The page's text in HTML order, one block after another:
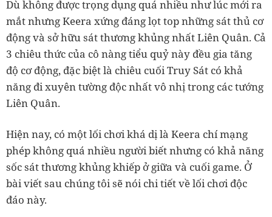
Dù không được trọng dụng quá nhiều như lúc mới ra
mắt nhưng Keera xứng đáng lọt top những sát thủ cơ
động và sở hữu sát thương khủng nhất Liên Quân. Cả
3 chiêu thức của cô nàng tiểu quỷ này đều gia tăng
độ cơ động, đặc biệt là chiêu cuối Truy Sát có khả
năng đi xuyên tường độc nhất vô nhị trong các tướng
Liên Quân.
Hiện nay, có một lối chơi khá dị là Keera chí mạng
phép không quá nhiều người biết nhưng có khả năng
sốc sát thương khủng khiếp ở giữa và cuối game. Ở
bài viết sau chúng tôi sẽ nói chi tiết về lối chơi độc
đáo này.